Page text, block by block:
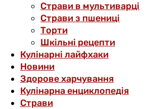
Страви в мультиварці
Страви з пшениці
Торти
Шкільні рецепти
Кулінарні лайфхаки
Новини
Здорове харчування
Кулінарна енциклопедія
Страви